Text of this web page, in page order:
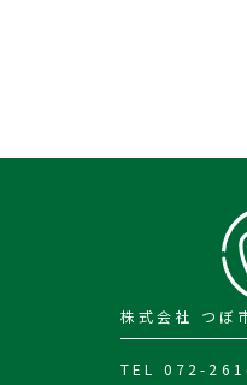
株式会社 つぼ
TEL 072-